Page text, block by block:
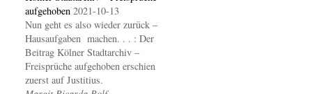
aufgehoben 2021-10-13
Nun geht es also wieder zurück –
Hausaufgaben machen. . . : Der
Beitrag Kölner Stadtarchiv –
Freisprüche aufgehoben erschien
zuerst auf Justitius.